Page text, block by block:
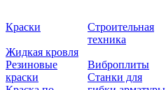
Краски
Жидкая кровля
Резиновые
краски
Строительная
техника
Виброплиты
Станки для